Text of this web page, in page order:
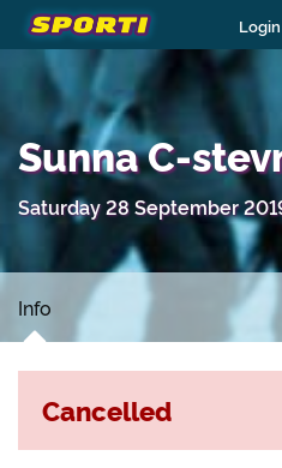
Login
Sunna C-
Saturday 28 September
Info
Cancelled